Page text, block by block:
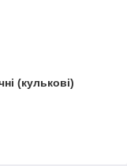
(кулькові)